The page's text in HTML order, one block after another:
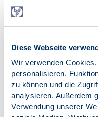
Diese Webseite
Wir verwenden
personalisieren,
zu können und die
analysieren. Außerdem
Verwendung unserer
Link
tid=2558&varizu=wetw4t
digitales
ebenfalls Projektpartner,
anonymisiert und nicht
zu einem
Schulpsycholog*innen‘
Schulungsbedarf für die
können.